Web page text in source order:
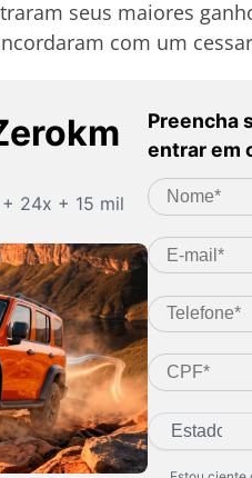
seus maiores
com um